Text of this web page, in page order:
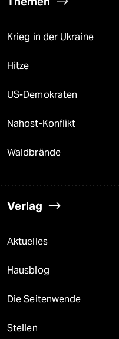
Krieg in der Ukraine
Hitze
US-Demokraten
Nahost-Konflikt
Waldbrände
Verlag
Aktuelles
Hausblog
Die Seitenwende
Stellen